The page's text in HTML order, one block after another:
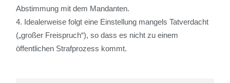
Abstimmung mit dem Mandanten.
Idealerweise folgt eine Einstellung mangels Tatverdacht
(„großer Freispruch“), so dass es nicht zu einem
öffentlichen Strafprozess kommt.